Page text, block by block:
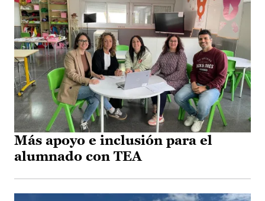
Más apoyo e inclusión para el
alumnado con TEA